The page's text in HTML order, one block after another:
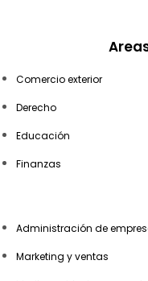
Comercio exterior
Derecho
Educación
Finanzas
Administración de
Marketing y ventas